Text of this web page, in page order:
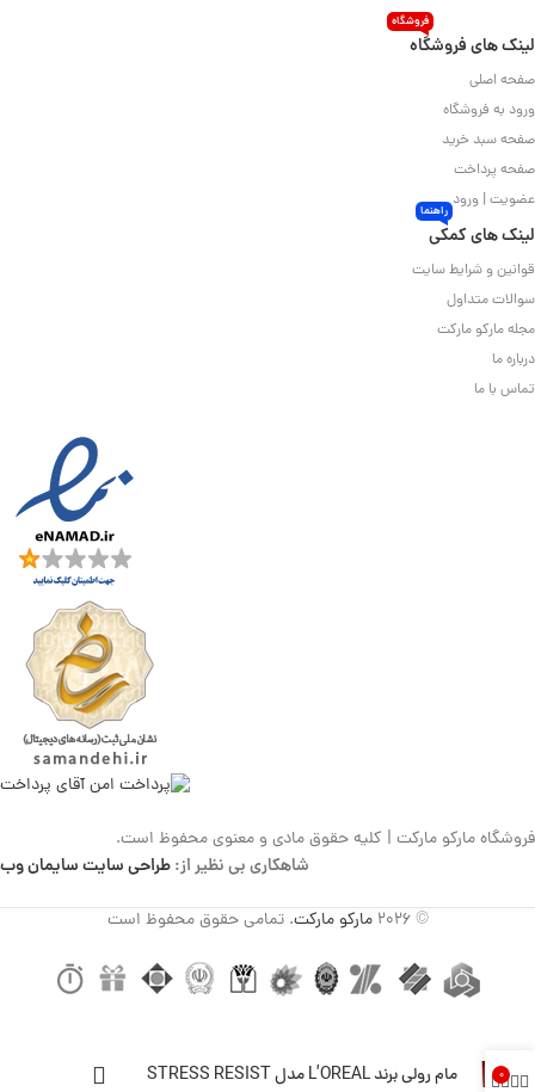
لینک های فروشگاه
فروشگاه
صفحه اصلی
ورود به فروشگاه
صفحه سبد خرید
صفحه پرداخت
عضویت | ورود
لینک های کمکی
راهنما
قوانین و شرایط سایت
سوالات متداول
مجله مارکو مارکت
درباره ما
تماس با ما
فروشگاه مارکو مارکت | کلیه حقوق مادی و معنوی محفوظ است.
شاهکاری بی نظیر از:طراحی سایت سایمان وب
© 2026 مارکو مارکت. تمامی حقوق محفوظ است
مام رولی برند L’OREAL مدل STRESS RESIST 0